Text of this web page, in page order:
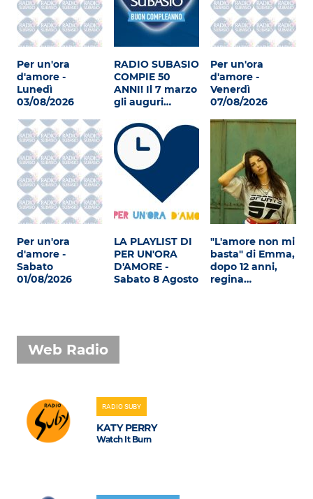
Per un'ora
d'amore -
Lunedì
03/08/2026
RADIO SUBASIO
COMPIE 50
ANNI! Il 7 marzo
gli auguri…
Per un'ora
d'amore -
Venerdì
07/08/2026
Per un'ora
d'amore -
Sabato
01/08/2026
LA PLAYLIST DI
PER UN'ORA
D'AMORE -
Sabato 8 Agosto
"L'amore non mi
basta" di Emma,
dopo 12 anni,
regina…
Web Radio
RADIO SUBY
KATY PERRY
Watch It Burn